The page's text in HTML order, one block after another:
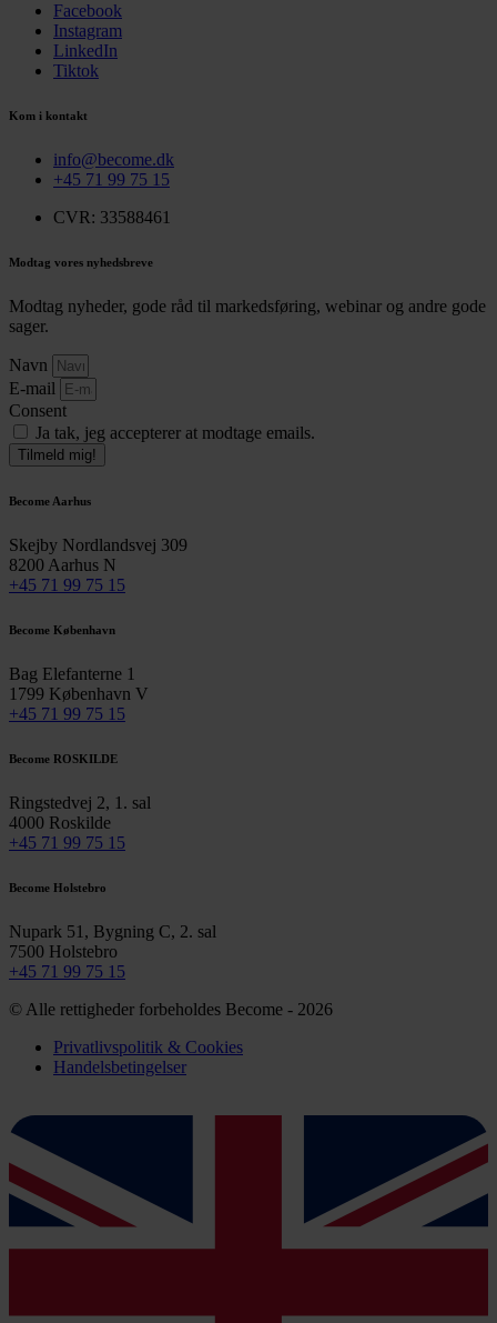
Facebook
Instagram
LinkedIn
Tiktok
Kom i kontakt
info@become.dk
+45 71 99 75 15
CVR: 33588461
Modtag vores nyhedsbreve
Modtag nyheder, gode råd til markedsføring, webinar og andre gode
sager.
Navn
E-mail
Consent
Ja tak, jeg accepterer at modtage emails.
Tilmeld mig!
Become Aarhus
Skejby Nordlandsvej 309
8200 Aarhus N
+45 71 99 75 15
Become København
Bag Elefanterne 1
1799 København V
+45 71 99 75 15
Become ROSKILDE
Ringstedvej 2, 1. sal
4000 Roskilde
+45 71 99 75 15
Become Holstebro
Nupark 51, Bygning C, 2. sal
7500 Holstebro
+45 71 99 75 15
© Alle rettigheder forbeholdes Become - 2026
Privatlivspolitik & Cookies
Handelsbetingelser